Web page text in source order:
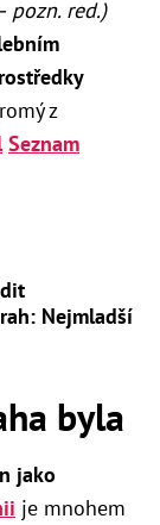
pozn. red.)
z
Seznam
Nejmladší
byla
jako
je mnohem